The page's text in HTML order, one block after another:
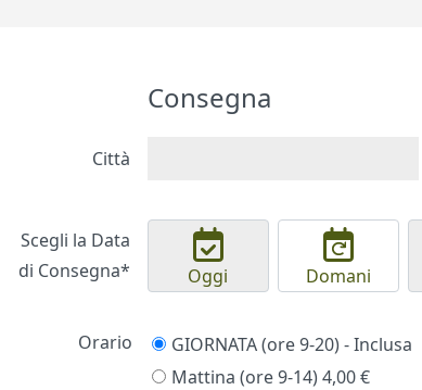
Consegna
Città
Scegli la Data
di Consegna*
Oggi Domani
Orario
GIORNATA (ore 9-20) - Inclusa
Mattina (ore 9-14)4,00 €